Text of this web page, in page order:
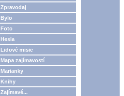
Zpravodaj
Bylo
Foto
Hesla
Lidové misie
Mapa zajímavostí
Marianky
Knihy
Zajímavé...